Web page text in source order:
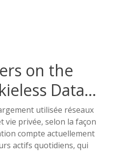
on the
Data
utilisée réseaux
vie privée, selon la façon
compte actuellement
actifs quotidiens, qui